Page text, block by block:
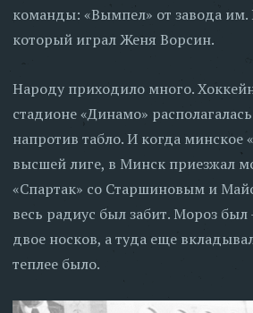
команды: «Вымпел» от завода
который играл Женя Ворсин.
Народу приходило много.
стадионе «Динамо»
напротив табло. И когда минское
высшей лиге, в Минск приезжал
«Спартак» со Старшиновым и
весь радиус был забит. Мороз
двое носков, а туда еще
теплее было.